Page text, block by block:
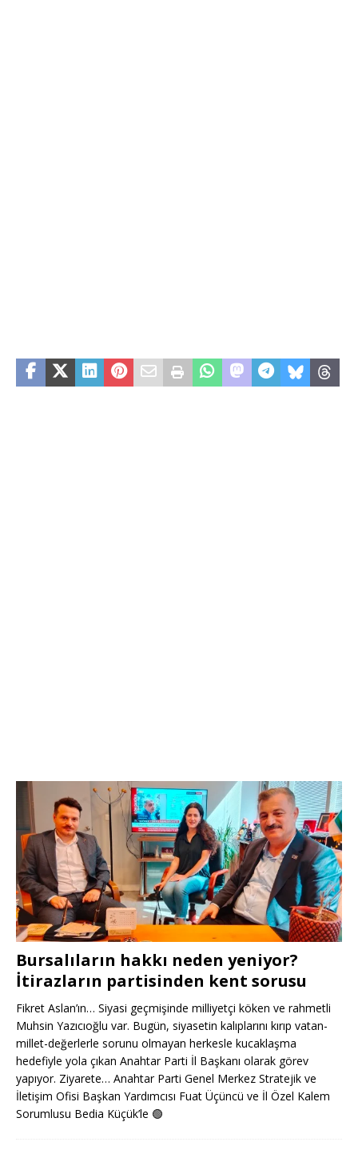
Bursalıların hakkı neden yeniyor?
İtirazların partisinden kent sorusu
Fikret Aslan’ın… Siyasi geçmişinde milliyetçi köken ve rahmetli
Muhsin Yazıcıoğlu var. Bugün, siyasetin kalıplarını kırıp vatan-
millet-değerlerle sorunu olmayan herkesle kucaklaşma
hedefiyle yola çıkan Anahtar Parti İl Başkanı olarak görev
yapıyor. Ziyarete… Anahtar Parti Genel Merkez Stratejik ve
İletişim Ofisi Başkan Yardımcısı Fuat Üçüncü ve İl Özel Kalem
Sorumlusu Bedia Küçük’le 🟢